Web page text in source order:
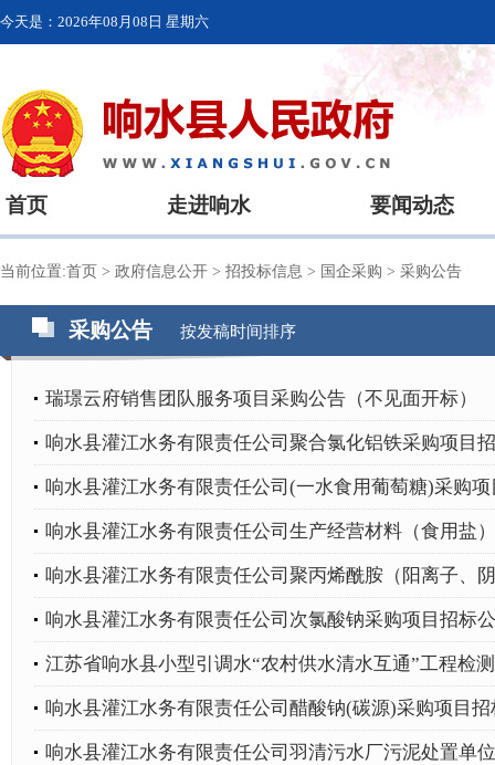
今天是： 2026年08月08日 星期六
首页 走进响水 要闻动态
当前位置:首页 > 政府信息公开 > 招投标信息 > 国企采购 > 采购公告
采购公告 按发稿时间排序
瑞璟云府销售团队服务项目采购公告（不见面开标）
响水县灌江水务有限责任公司聚合氯化铝铁采购项目
响水县灌江水务有限责任公司(一水食用葡萄糖)采购
响水县灌江水务有限责任公司生产经营材料（食用盐
响水县灌江水务有限责任公司聚丙烯酰胺（阳离子、
响水县灌江水务有限责任公司次氯酸钠采购项目招标
江苏省响水县小型引调水“农村供水清水互通”工程检
响水县灌江水务有限责任公司醋酸钠(碳源)采购项目
响水县灌江水务有限责任公司羽清污水厂污泥处置单